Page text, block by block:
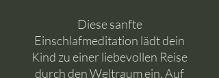
Diese sanfte
Einschlafmeditation lädt dein
Kind zu einer liebevollen Reise
durch den Weltraum ein. Auf